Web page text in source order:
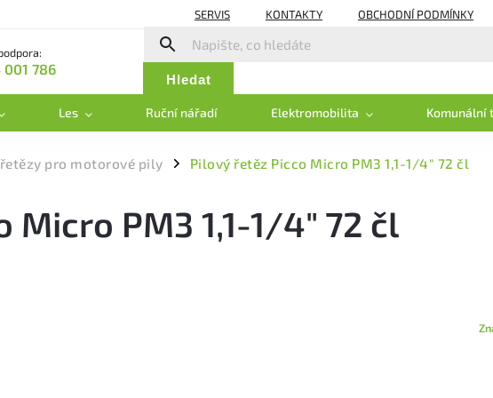
SERVIS KONTAKTY OBCHODNÍ PODMÍNKY
001 786
Hledat
Les Ruční nářadí Elektromobilita Komunální
pro motorové pily / Pilový řetěz Picco Micro PM3 1,1-1/4" 72 čl
Micro PM3 1,1-1/4" 72 čl